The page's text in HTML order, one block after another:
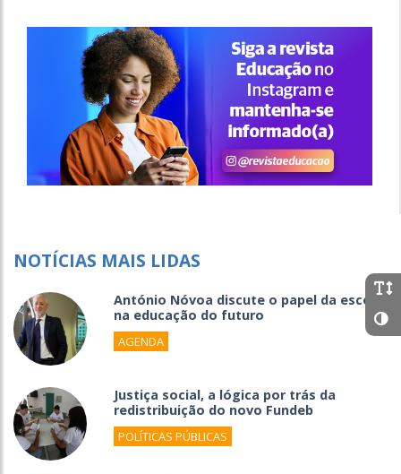
NOTÍCIAS MAIS LIDAS
António Nóvoa discute o papel da escola
na educação do futuro
AGENDA
Justiça social, a lógica por trás da
redistribuição do novo Fundeb
POLÍTICAS PÚBLICAS